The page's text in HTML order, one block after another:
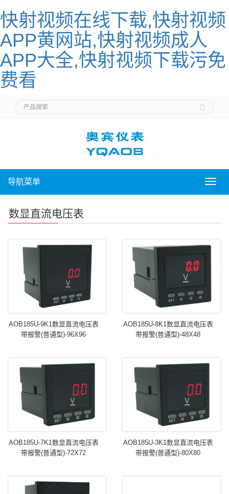
快射视频在线下载,快射视频
APP黄网站,快射视频成人
APP大全,快射视频下载污免
费看
导
导航菜单
数显直流电压表
AOB185U-9K1数显直流电压表
带报警(普通型)-96X96
AOB185U-8K1数显直流电压表
带报警(普通型)-48X48
AOB185U-7K1数显直流电压表
带报警(普通型)-72X72
AOB185U-3K1数显直流电压表
带报警(普通型)-80X80